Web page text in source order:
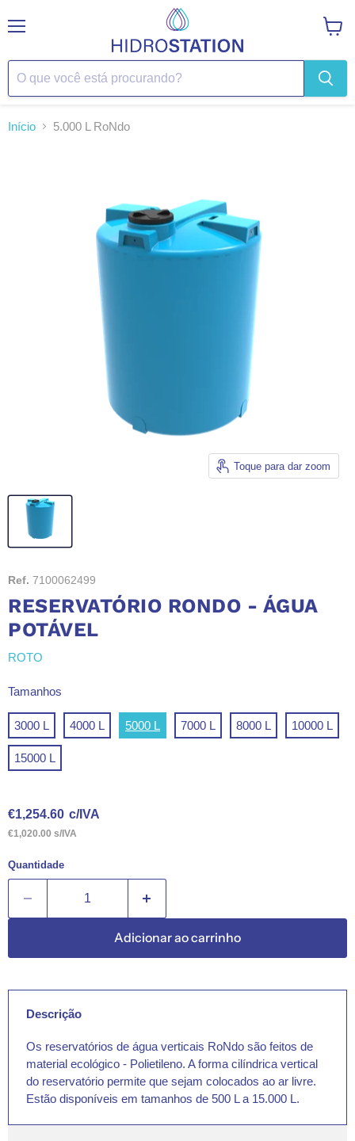
Início 5.000 L RoNdo
Toque para dar zoom
Ref. 7100062499
RESERVATÓRIO RONDO - ÁGUA
POTÁVEL
ROTO
Tamanhos
3000 L 4000 L 5000 L 7000 L 8000 L 10000 L
15000 L
€1,254.60 c/IVA
€1,020.00 s/IVA
Quantidade
Adicionar ao carrinho
Descrição
Os reservatórios de água verticais RoNdo são feitos de
material ecológico - Polietileno. A forma cilíndrica vertical
do reservatório permite que sejam colocados ao ar livre.
Estão disponíveis em tamanhos de 500 L a 15.000 L.